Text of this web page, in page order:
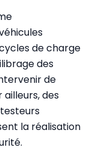
de charge
des
de
des
la réalisation